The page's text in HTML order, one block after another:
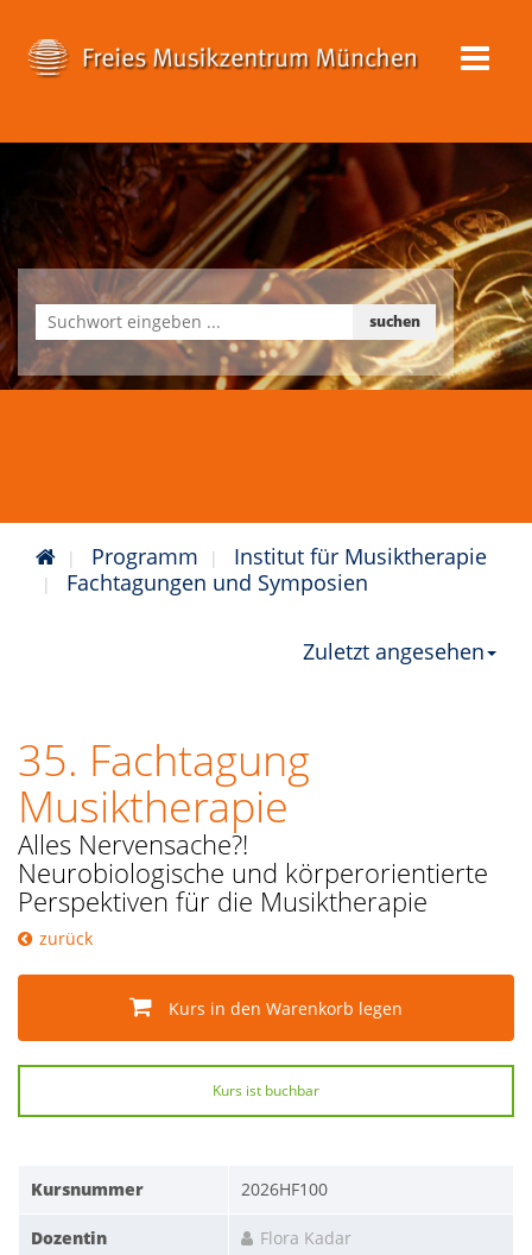
suchen
Programm
Institut für Musiktherapie
Fachtagungen und Symposien
Zuletzt angesehen
35. Fachtagung
Musiktherapie
Alles Nervensache?!
Neurobiologische und körperorientierte
Perspektiven für die Musiktherapie
zurück
Kurs in den Warenkorb legen
Kurs ist buchbar
Kursnummer 2026HF100
Dozentin Flora Kadar